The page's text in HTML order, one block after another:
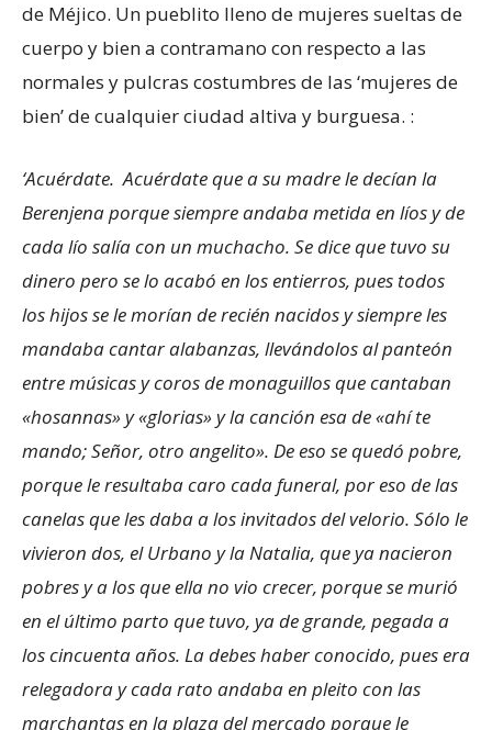
de Méjico. Un pueblito lleno de mujeres sueltas de
cuerpo y bien a contramano con respecto a las
normales y pulcras costumbres de las ‘mujeres de
bien’ de cualquier ciudad altiva y burguesa. :
‘Acuérdate. Acuérdate que a su madre le decían la
Berenjena porque siempreandaba metida en líos y de
cada lío salía con un muchacho. Se dice que tuvo su
dinero pero se lo acabó en los entierros, pues todos
los hijos se le morían de recién nacidos y siempre les
mandaba cantar alabanzas, llevándolos al panteón
entre músicas y coros de monaguillos que cantaban
«hosannas» y «glorias» y la canción esa de «ahí te
mando; Señor, otro angelito». De eso se quedó pobre,
porque le resultaba caro cada funeral, por eso de las
canelas que les daba a los invitados del velorio. Sólo le
vivieron dos, el Urbano y la Natalia, que ya nacieron
pobres y a los que ella no vio crecer, porque se murió
en el último parto que tuvo, ya de grande, pegada a
los cincuenta años. La debes haber conocido, pues era
relegadora y cada rato andaba en pleito con las
marchantas en la plaza del mercado porque le